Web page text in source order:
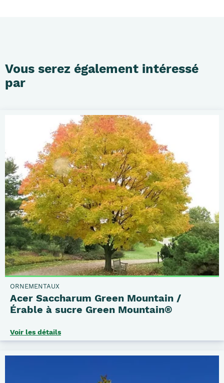
Vous serez également intéressé
par
ORNEMENTAUX
Acer Saccharum Green Mountain /
Érable à sucre Green Mountain®
Voir les détails